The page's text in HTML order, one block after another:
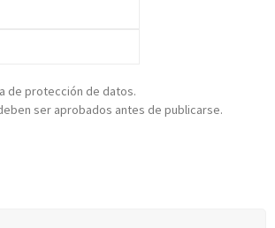
de protección de datos.
ser aprobados antes de publicarse.